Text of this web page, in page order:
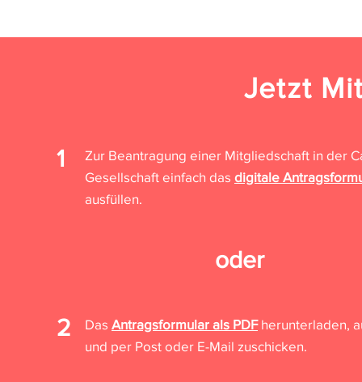
Jetzt
1 Zur Beantragung einer Mitgliedschaft in der
Gesellschaft einfach das digitale
ausfüllen.
oder
2 Das Antragsformular als PDFherunterladen,
und per Post oder E-Mail zuschicken.